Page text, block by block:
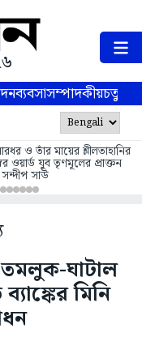
ব্যবসাসম্পাদকীয়
ও তাঁর মায়ের শ্লীলতাহানির
ওয়ার্ড যুব তৃণমূলের প্রাক্তন
সাউ
তমলুক-ঘাটাল
মিনি